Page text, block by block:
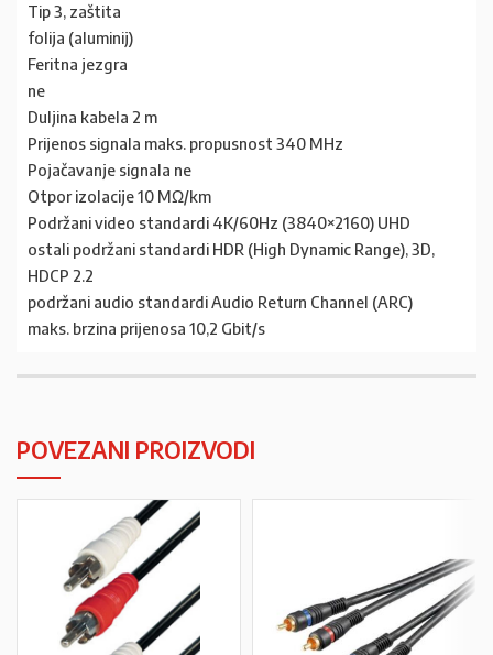
Tip 3, zaštita
folija (aluminij)
Feritna jezgra
ne
Duljina kabela 2 m
Prijenos signala maks. propusnost 340 MHz
Pojačavanje signala ne
Otpor izolacije 10 MΩ/km
Podržani video standardi 4K/60Hz (3840×2160) UHD
ostali podržani standardi HDR (High Dynamic Range), 3D,
HDCP 2.2
podržani audio standardi Audio Return Channel (ARC)
maks. brzina prijenosa 10,2 Gbit/s
POVEZANI PROIZVODI